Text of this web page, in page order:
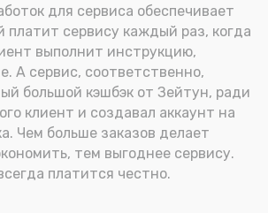
для сервиса обеспечивает
платит сервису каждый раз, когда
выполнит инструкцию,
А сервис, соответственно,
большой кэшбэк от Зейтун, ради
клиент и создавал аккаунт на
Чем больше заказов делает
тем выгоднее сервису.
платится честно.